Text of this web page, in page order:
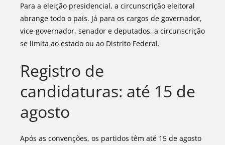
Para a eleição presidencial, a circunscrição eleitoral
abrange todo o país. Já para os cargos de governador,
vice-governador, senador e deputados, a circunscrição
se limita ao estado ou ao Distrito Federal.
Registro de
candidaturas: até 15 de
agosto
Após as convenções, os partidos têm até 15 de agosto